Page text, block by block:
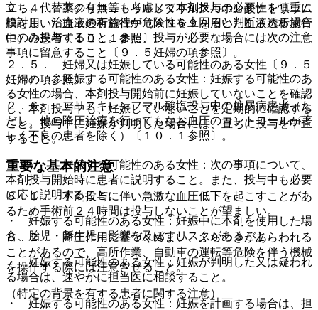
立ち、代替薬の有無等も考慮して本剤投与の必要性を慎重に
検討し、治療上の有益性が危険性を上回ると判断される場合
にのみ投与すること。また、投与が必要な場合には次の注意
事項に留意すること〔９．５妊婦の項参照〕。
（１）． 妊娠する可能性のある女性：妊娠する可能性のあ
る女性の場合、本剤投与開始前に妊娠していないことを確認
し、本剤投与中も、妊娠していないことを定期的に確認する
こと。投与中に妊娠が判明した場合には、直ちに投与を中止
すること。
（２）． 妊娠する可能性のある女性：次の事項について、
本剤投与開始時に患者に説明すること。また、投与中も必要
に応じ説明すること。
・ 妊娠する可能性のある女性：妊娠中に本剤を使用した場
合、胎児・新生児に影響を及ぼすリスクがあること。
・ 妊娠する可能性のある女性：妊娠が判明した又は疑われ
る場合は、速やかに担当医に相談すること。
・ 妊娠する可能性のある女性：妊娠を計画する場合は、担
２．４． アクリロニトリルメタリルスルホン酸ナトリウム
膜を用いた血液透析施行中（ＡＮ６９を用いた血液透析施行
中）の患者〔１０．１参照〕。
２．５． 妊婦又は妊娠している可能性のある女性〔９．５
妊婦の項参照〕。
２．６． アリスキレンフマル酸塩投与中の糖尿病患者（た
だし、他の降圧治療を行ってもなお血圧のコントロールが著
しく不良の患者を除く）〔１０．１参照〕。
重要な基本的注意
８．１． 本剤投与に伴い急激な血圧低下を起こすことがあ
るため手術前２４時間は投与しないことが望ましい。
８．２． 降圧作用に基づくめまい、ふらつきがあらわれる
ことがあるので、高所作業、自動車の運転等危険を伴う機械
を操作する際には注意させること。
（特定の背景を有する患者に関する注意）